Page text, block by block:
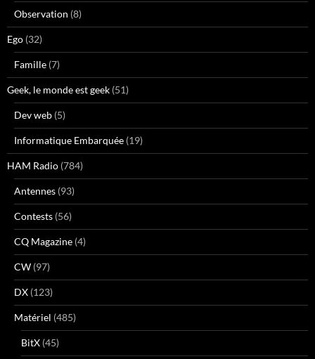
Observation (8)
Ego (32)
Famille (7)
Geek, le monde est geek (51)
Dev web (5)
Informatique Embarquée (19)
HAM Radio (784)
Antennes (93)
Contests (56)
CQ Magazine (4)
CW (97)
DX (123)
Matériel (485)
BitX (45)